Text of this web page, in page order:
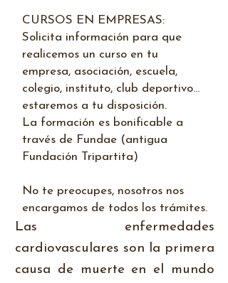
CURSOS EN EMPRESAS:
Solicita información para que
realicemos un curso en tu
empresa, asociación, escuela,
colegio, instituto, club deportivo…
estaremos a tu disposición.
La formación es bonificable a
través de Fundae (antigua
Fundación Tripartita)
No te preocupes, nosotros nos
encargamos de todos los trámites.
Las enfermedades
cardiovasculares son la primera
causa de muerte en el mundo